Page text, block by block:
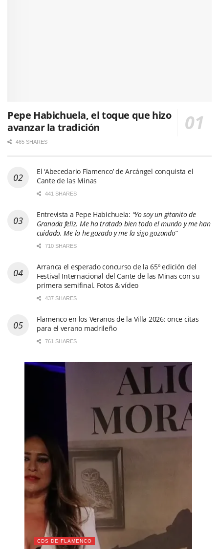
Pepe Habichuela, el toque que hizo
avanzar la tradición
465 SHARES
El ‘Abecedario Flamenco’ de Arcángel conquista el
Cante de las Minas
441 SHARES
Entrevista a Pepe Habichuela: “Yo soy un gitanito de
Granada feliz. Me ha tratado bien todo el mundo y me han
cuidado. Me la he gozado y me la sigo gozando”
710 SHARES
Arranca el esperado concurso de la 65º edición del
Festival Internacional del Cante de las Minas con su
primera semifinal. Fotos & vídeo
437 SHARES
Flamenco en los Veranos de la Villa 2026: once citas
para el verano madrileño
761 SHARES
CDS DE FLAMENCO